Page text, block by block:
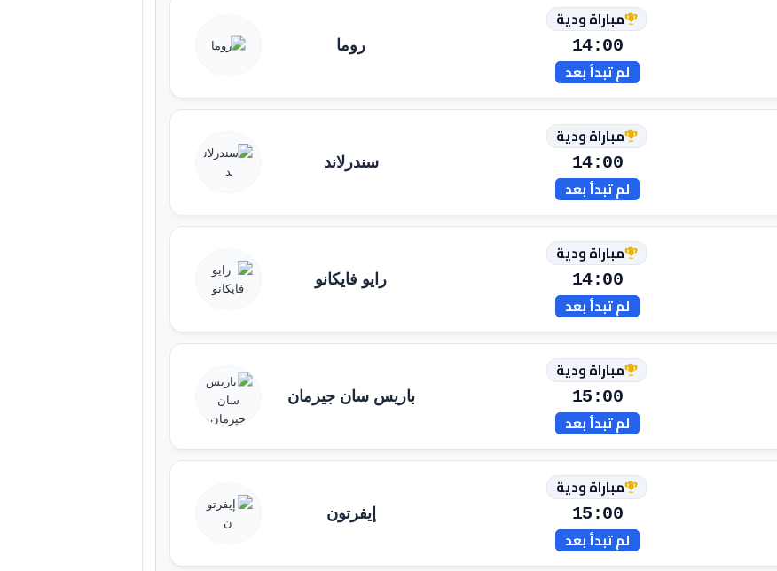
مباراة ودية
14:00
لم تبدأ بعد
روما
مباراة ودية
14:00
لم تبدأ بعد
سندرلاند
مباراة ودية
14:00
لم تبدأ بعد
رايو فايكانو
مباراة ودية
15:00
لم تبدأ بعد
باريس سان جيرمان
مباراة ودية
15:00
لم تبدأ بعد
إيفرتون